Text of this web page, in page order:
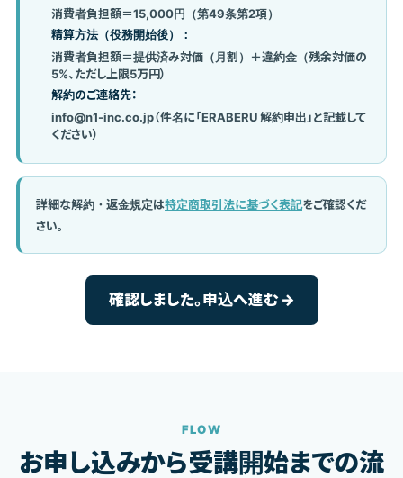
消費者負担額＝15,000円（第49条第2項）
精算方法（役務開始後）：
消費者負担額＝提供済み対価（月割）＋違約金（残余対価の
5%、ただし上限5万円）
解約のご連絡先：
info@n1-inc.co.jp（件名に「ERABERU 解約申出」と記載して
ください）
詳細な解約・返金規定は特定商取引法に基づく表記をご確認くだ
さい。
確認しました。申込へ進む →
FLOW
お申し込みから受講開始までの流